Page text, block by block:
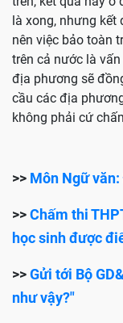
là xong, nhưng kết
nên việc bảo toàn
trên cả nước là
địa phương sẽ
cầu các địa
không phải cứ
>> Môn Ngữ
>>Chấm thi
học sinh được
>>Gửi tới Bộ
như vậy?"